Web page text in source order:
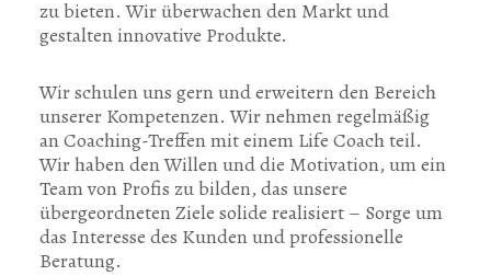
zu bieten. Wir überwachen den Markt und
gestalten innovative Produkte.
Wir schulen uns gern und erweitern den Bereich
unserer Kompetenzen. Wir nehmen regelmäßig
an Coaching-Treffen mit einem Life Coach teil.
Wir haben den Willen und die Motivation, um ein
Team von Profis zu bilden, das unsere
übergeordneten Ziele solide realisiert – Sorge um
das Interesse des Kunden und professionelle
Beratung.